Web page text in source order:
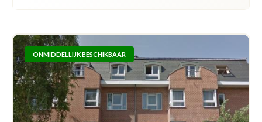
ONMIDDELLIJK BESCHIKBAAR